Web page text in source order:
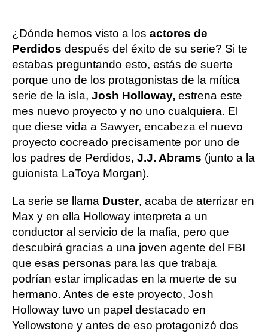
¿Dónde hemos visto a los actores de
Perdidos después del éxito de su serie? Si te
estabas preguntando esto, estás de suerte
porque uno de los protagonistas de la mítica
serie de la isla, Josh Holloway, estrena este
mes nuevo proyecto y no uno cualquiera. El
que diese vida a Sawyer, encabeza el nuevo
proyecto cocreado precisamente por uno de
los padres de Perdidos, J.J. Abrams (junto a la
guionista LaToya Morgan).
La serie se llama Duster, acaba de aterrizar en
Max y en ella Holloway interpreta a un
conductor al servicio de la mafia, pero que
descubirá gracias a una joven agente del FBI
que esas personas para las que trabaja
podrían estar implicadas en la muerte de su
hermano. Antes de este proyecto, Josh
Holloway tuvo un papel destacado en
Yellowstone y antes de eso protagonizó dos